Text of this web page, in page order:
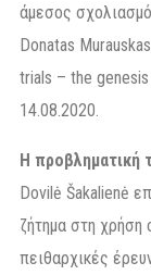
άμεσος
Donatas
trials – the
14.08.2020.
Η προβληματική
Dovilė Šakalienė
ζήτημα στη
πειθαρχικές